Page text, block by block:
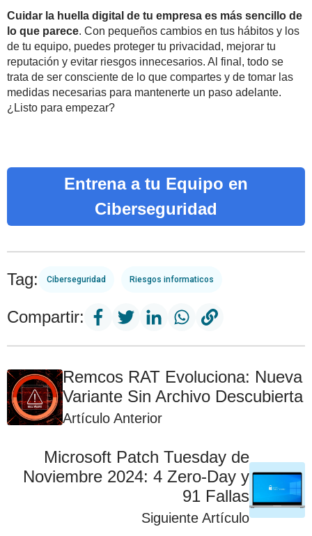
Cuidar la huella digital de tu empresa es más sencillo de
lo que parece. Con pequeños cambios en tus hábitos y los
de tu equipo, puedes proteger tu privacidad, mejorar tu
reputación y evitar riesgos innecesarios. Al final, todo se
trata de ser consciente de lo que compartes y de tomar las
medidas necesarias para mantenerte un paso adelante.
¿Listo para empezar?
Entrena a tu Equipo en
Ciberseguridad
Tag: Ciberseguridad Riesgos informaticos
Compartir:
Remcos RAT Evoluciona: Nueva
Variante Sin Archivo Descubierta
Artículo Anterior
Microsoft Patch Tuesday de
Noviembre 2024: 4 Zero-Day y
91 Fallas
Siguiente Artículo